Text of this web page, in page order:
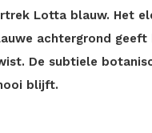
Lotta blauw. Het
achtergrond
De subtiele
blijft.